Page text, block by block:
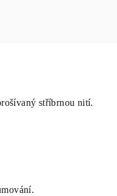
stříbrnou nití.